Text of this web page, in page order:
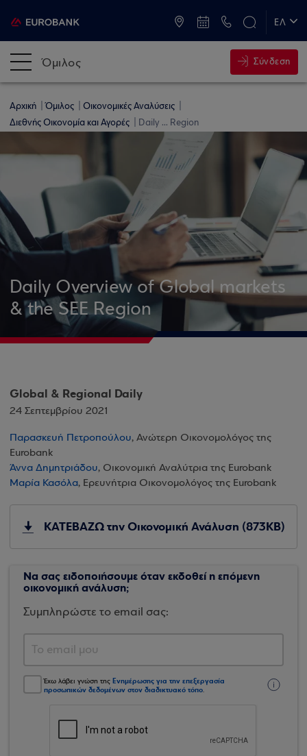
ΕΛ
Όμιλος Σύνδεση
Αρχική Όμιλος
Οικονομικές Αναλύσεις
Διεθνής Οικονομία και Αγορές
Daily ... Region
Daily Overview of Global markets
& the SEE Region
Global & Regional Daily
24 Σεπτεμβρίου 2021
Παρασκευή Πετροπούλου, Ανώτερη Οικονομολόγος της
Eurobank
Άννα Δημητριάδου, Οικονομική Αναλύτρια της Eurobank
Μαρία Κασόλα, Ερευνήτρια Οικονομολόγος της Eurobank
ΚΑΤΕΒΑΖΩ την Οικονομική Ανάλυση (873KB)
Να σας ειδοποιήσουμε όταν εκδοθεί η επόμενη
οικονομική ανάλυση;
Συμπληρώστε το email σας:
Έχω λάβει γνώση της Ενημέρωσης για την επεξεργασία
προσωπικών δεδομένων στον διαδικτυακό τόπο.